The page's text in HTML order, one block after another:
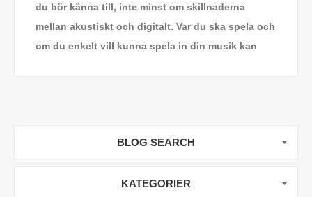
du bör känna till, inte minst om skillnaderna
mellan akustiskt och digitalt. Var du ska spela och
om du enkelt vill kunna spela in din musik kan
BLOG SEARCH
KATEGORIER